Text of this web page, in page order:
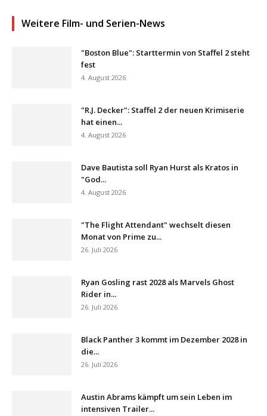
Weitere Film- und Serien-News
"Boston Blue": Starttermin von Staffel 2 steht
fest
4. August 2026
"R.J. Decker": Staffel 2 der neuen Krimiserie
hat einen...
4. August 2026
Dave Bautista soll Ryan Hurst als Kratos in
"God...
4. August 2026
"The Flight Attendant" wechselt diesen
Monat von Prime zu...
26. Juli 2026
Ryan Gosling rast 2028 als Marvels Ghost
Rider in...
26. Juli 2026
Black Panther 3 kommt im Dezember 2028 in
die...
26. Juli 2026
Austin Abrams kämpft um sein Leben im
intensiven Trailer...